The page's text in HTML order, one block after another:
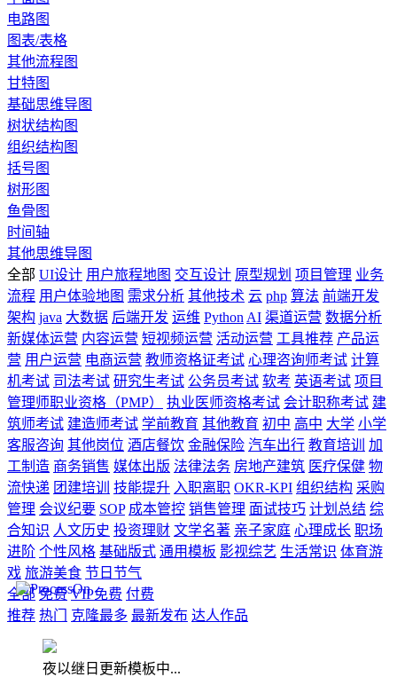
电路图
图表/表格
其他流程图
甘特图
基础思维导图
树状结构图
组织结构图
括号图
树形图
鱼骨图
时间轴
其他思维导图
全部 UI设计 用户旅程地图 交互设计 原型规划 项目管理 业务
流程 用户体验地图 需求分析 其他技术 云 php 算法 前端开发
架构 java 大数据 后端开发 运维 Python AI 渠道运营 数据分析
新媒体运营 内容运营 短视频运营 活动运营 工具推荐 产品运
营 用户运营 电商运营 教师资格证考试 心理咨询师考试 计算
机考试 司法考试 研究生考试 公务员考试 软考 英语考试 项目
管理师职业资格（PMP）
执业医师资格考试 会计职称考试 建
筑师考试 建造师考试 学前教育 其他教育 初中 高中 大学 小学
客服咨询 其他岗位 酒店餐饮 金融保险 汽车出行 教育培训
加
工制造 商务销售 媒体出版 法律法务 房地产建筑 医疗保健 物
流快递 团建培训 技能提升 入职离职 OKR-KPI 组织结构 采购
管理 会议纪要 SOP 成本管控 销售管理 面试技巧 计划总结 综
合知识 人文历史 投资理财 文学名著 亲子家庭 心理成长 职场
进阶 个性风格 基础版式 通用模板 影视综艺 生活常识 体育游
戏 旅游美食 节日节气
全部 免费 VIP免费 付费
推荐 热门 克隆最多 最新发布 达人作品
夜以继日更新模板中...